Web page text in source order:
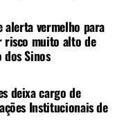
alerta vermelho para
risco muito alto de
Sinos
deixa cargo de
Institucionais de